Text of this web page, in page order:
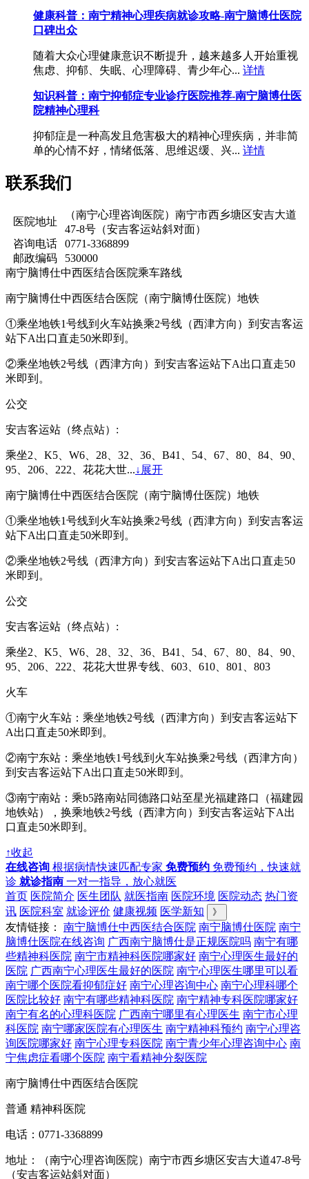
健康科普：南宁精神心理疾病就诊攻略-南宁脑博仕医院
口碑出众
随着大众心理健康意识不断提升，越来越多人开始重视
焦虑、抑郁、失眠、心理障碍、青少年心... 详情
知识科普：南宁抑郁症专业诊疗医院推荐-南宁脑博仕医
院精神心理科
抑郁症是一种高发且危害极大的精神心理疾病，并非简
单的心情不好，情绪低落、思维迟缓、兴... 详情
联系我们
医院地址
（南宁心理咨询医院）南宁市西乡塘区安吉大道
47-8号（安吉客运站斜对面）
咨询电话
0771-3368899
邮政编码
530000
南宁脑博仕中西医结合医院乘车路线
南宁脑博仕中西医结合医院（南宁脑博仕医院）地铁
①乘坐地铁1号线到火车站换乘2号线（西津方向）到安吉客运
站下A出口直走50米即到。
②乘坐地铁2号线（西津方向）到安吉客运站下A出口直走50
米即到。
公交
安吉客运站（终点站）:
乘坐2、K5、W6、28、32、36、B41、54、67、80、84、90、
95、206、222、花花大世...↓展开
南宁脑博仕中西医结合医院（南宁脑博仕医院）地铁
①乘坐地铁1号线到火车站换乘2号线（西津方向）到安吉客运
站下A出口直走50米即到。
②乘坐地铁2号线（西津方向）到安吉客运站下A出口直走50
米即到。
公交
安吉客运站（终点站）:
乘坐2、K5、W6、28、32、36、B41、54、67、80、84、90、
95、206、222、花花大世界专线、603、610、801、803
火车
①南宁火车站：乘坐地铁2号线（西津方向）到安吉客运站下
A出口直走50米即到。
②南宁东站：乘坐地铁1号线到火车站换乘2号线（西津方向）
到安吉客运站下A出口直走50米即到。
③南宁南站：乘b5路南站同德路口站至星光福建路口（福建园
地铁站），换乘地铁2号线（西津方向）到安吉客运站下A出
口直走50米即到。
↑收起
在线咨询 根据病情快速匹配专家 免费预约 免费预约，快速就
诊 就诊指南 一对一指导，放心就医
首页 医院简介 医生团队 就医指南 医院环境 医院动态 热门资
讯 医院科室 就诊评价 健康视频 医学新知 》
友情链接： 南宁脑博仕中西医结合医院 南宁脑博仕医院 南宁
脑博仕医院在线咨询 广西南宁脑博仕是正规医院吗 南宁有哪
些精神科医院 南宁市精神科医院哪家好 南宁心理医生最好的
医院 广西南宁心理医生最好的医院 南宁心理医生哪里可以看
南宁哪个医院看抑郁症好 南宁心理咨询中心 南宁心理科哪个
医院比较好 南宁有哪些精神科医院 南宁精神专科医院哪家好
南宁有名的心理科医院 广西南宁哪里有心理医生 南宁市心理
科医院 南宁哪家医院有心理医生 南宁精神科预约 南宁心理咨
询医院哪家好 南宁心理专科医院 南宁青少年心理咨询中心 南
宁焦虑症看哪个医院 南宁看精神分裂医院
南宁脑博仕中西医结合医院
普通 精神科医院
电话：0771-3368899
地址：（南宁心理咨询医院）南宁市西乡塘区安吉大道47-8号
（安吉客运站斜对面）